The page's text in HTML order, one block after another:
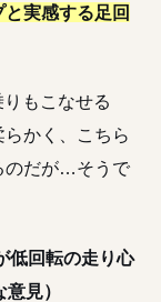
実感する足回
もこなせる
らかく、こちら
のだが…そうで
低回転の走り心
見）